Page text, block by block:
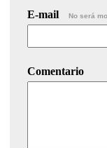
E-mail No será
Comentario